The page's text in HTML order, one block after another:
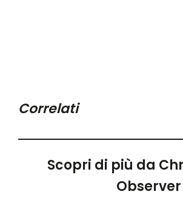
Correlati
Scopri di più da
Observer